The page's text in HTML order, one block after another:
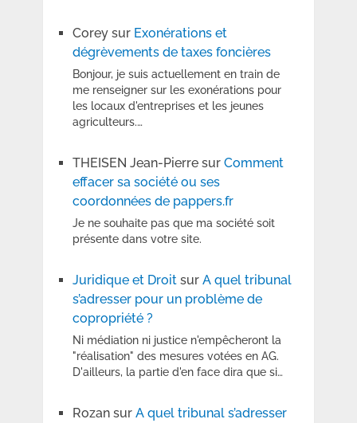
Coreysur Exonérations et
dégrèvements de taxes foncières
Bonjour, je suis actuellement en train de
me renseigner sur les exonérations pour
les locaux d'entreprises et les jeunes
agriculteurs.…
THEISEN Jean-Pierresur Comment
effacer sa société ou ses
coordonnées de pappers.fr
Je ne souhaite pas que ma société soit
présente dans votre site.
Juridique et Droitsur A quel tribunal
s’adresser pour un problème de
copropriété ?
Ni médiation ni justice n'empêcheront la
"réalisation" des mesures votées en AG.
D'ailleurs, la partie d'en face dira que si…
Rozansur A quel tribunal s’adresser